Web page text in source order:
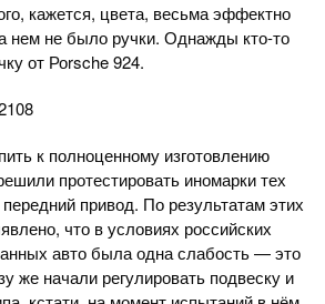
кажется, цвета, весьма эффектно
нем не было ручки. Однажды кто-то
от Роrsche 924.
к полноценному изготовлению
протестировать иномарки тех
привод. По результатам этих
что в условиях российских
авто была одна слабость — это
же начали регулировать подвеску и